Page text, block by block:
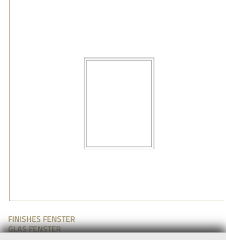
FINISHES FENSTER
GLAS FENSTER